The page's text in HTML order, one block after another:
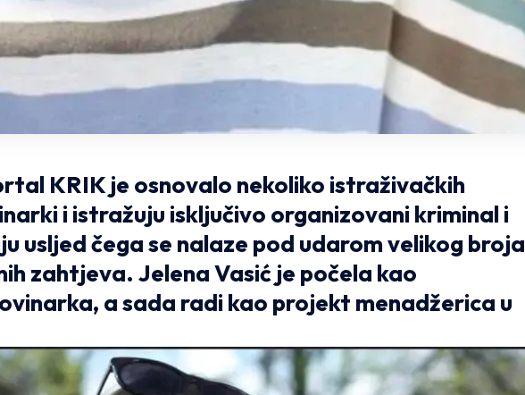
KRIK je osnovalo nekoliko istraživačkih
i istražuju isključivo organizovani kriminal i
usljed čega se nalaze pod udarom velikog broja
zahtjeva. Jelena Vasić je počela kao
a sada radi kao projekt menadžerica u